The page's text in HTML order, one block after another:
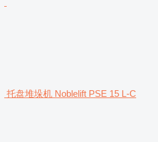
托盘堆垛机 Noblelift PSE 15 L-C